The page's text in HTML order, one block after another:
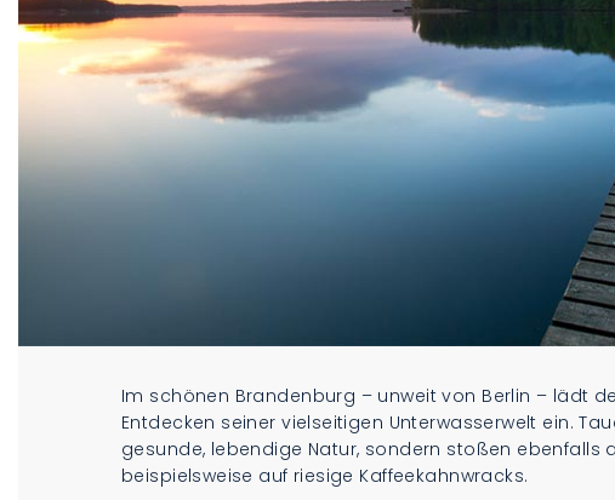
Im schönen Brandenburg – unweit von Berlin – lädt
Entdecken seiner vielseitigen Unterwasserwelt ein.
gesunde, lebendige Natur, sondern stoßen ebenfalls
beispielsweise auf riesige Kaffeekahnwracks.